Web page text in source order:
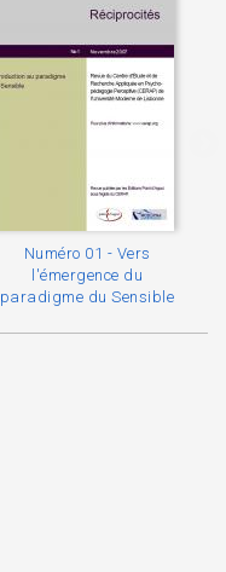
Numéro 01 - Vers
l'émergence du
paradigme du Sensible